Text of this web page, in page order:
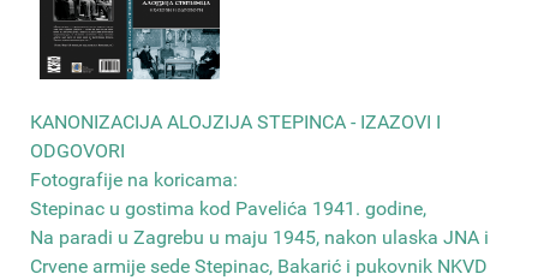
КANONIZACIJA ALOJZIJA STEPINCA - IZAZOVI I
ODGOVORI
Fotografije na koricama:
Stepinac u gostima kod Pavelića 1941. godine,
Na paradi u Zagrebu u maju 1945, nakon ulaska JNA i
Crvene armije sede Stepinac, Bakarić i pukovnik NKVD